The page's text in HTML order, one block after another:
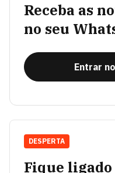
Receba as
no seu
Entrar
Fique ligado
DESPERTA